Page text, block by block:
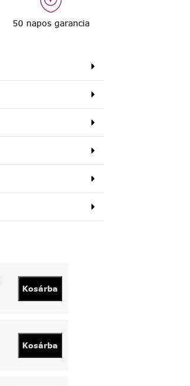
50 napos garancia
Kosárba
Kosárba